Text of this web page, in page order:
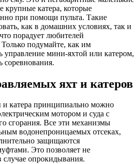
крупные катера, которые
при помощи пульта. Такие
как в домашних условиях, так и
порадует любителей
подумайте, как им
управление мини-яхтой или катером,
соревнования.
яхт и катеров
и катера принципиально можно
мотором и суда с
сгорания. Все эти механизмы
водонепроницаемых отсеках,
защищаются
Это позволяет не
случае опрокидывания.